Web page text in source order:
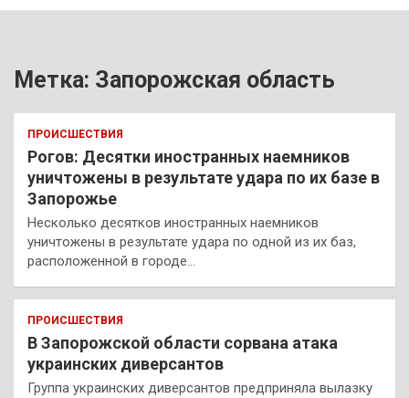
Метка: Запорожская область
ПРОИСШЕСТВИЯ
Рогов: Десятки иностранных наемников
уничтожены в результате удара по их базе в
Запорожье
Несколько десятков иностранных наемников
уничтожены в результате удара по одной из их баз,
расположенной в городе…
ПРОИСШЕСТВИЯ
В Запорожской области сорвана атака
украинских диверсантов
Группа украинских диверсантов предприняла вылазку